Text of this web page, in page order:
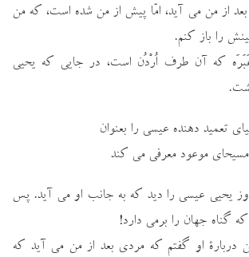
بعد از من مي آيد، امّا پيش از من شده است، كه من
را باز كنم.
عَبَرَه كه آن طرف اُرْدُن است، در جايي كه يحيي
تعميد دهنده عيسي را بعنوان
مسيحاي موعود معرفي مي كند
روز يحيي عيسي را ديد كه به جانب او مي آيد. پس
گناه جهان را برمي دارد!
دربارة او گفتم كه مردي بعد از من مي آيد كه